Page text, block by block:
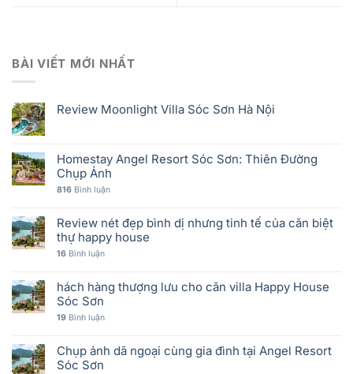
BÀI VIẾT MỚI NHẤT
Review Moonlight Villa Sóc Sơn Hà Nội
Homestay Angel Resort Sóc Sơn: Thiên Đường
Chụp Ảnh
816 Bình luận
Review nét đẹp bình dị nhưng tinh tế của căn biệt
thự happy house
16 Bình luận
hách hàng thượng lưu cho căn villa Happy House
Sóc Sơn
19 Bình luận
Chụp ảnh dã ngoại cùng gia đình tại Angel Resort
Sóc Sơn